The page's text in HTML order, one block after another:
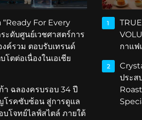
For Every
ะดับศูนย์เวชศาสตร์การ
ค์รวม ตอบรับเทรนด์
ตต่อเนื่องในเอเชีย
า ฉลองครบรอบ 34 ปี
โรคซับซ้อน สู่การดูแล
โจทย์ไลฟ์สไตล์ ภายใต้
1
กาแฟ
2
ประส